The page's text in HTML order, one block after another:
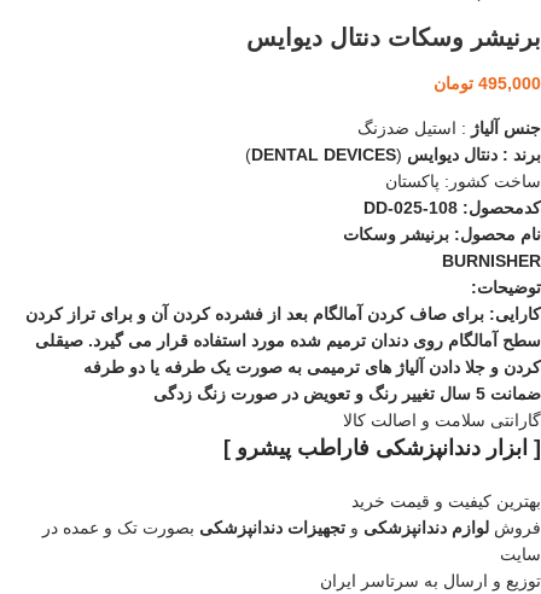
برنیشر وسکات دنتال دیوایس
495,000 تومان
جنس آلیاژ : استیل ضدزنگ
برند : دنتال دیوایس (
DENTAL DEVICES
)
ساخت کشور: پاکستان
کدمحصول: DD-025-108
نام محصول: برنیشر وسکات
BURNISHER
توضیحات:
کارایی: برای صاف کردن آمالگام بعد از فشرده کردن آن و برای تراز کردن
سطح آمالگام روی دندان ترمیم شده مورد استفاده قرار می گیرد. صیقلی
کردن و جلا دادن آلیاژ های ترمیمی به صورت یک طرفه یا دو طرفه
ضمانت 5 سال تغییر رنگ و تعویض در صورت زنگ زدگی
گارانتی سلامت و اصالت کالا
[ ابزار دندانپزشکی فاراطب پیشرو ]
بهترین کیفیت و قیمت خرید
فروش لوازم دندانپزشکی و تجهیزات دندانپزشکی بصورت تک و عمده در
سایت
توزیع و ارسال به سرتاسر ایران